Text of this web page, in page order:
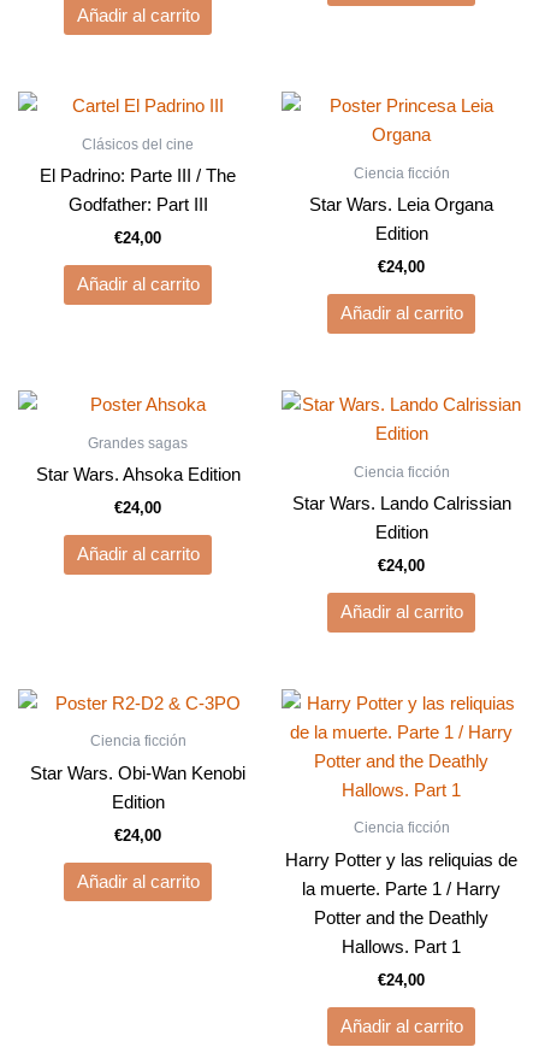
Añadir al carrito
Clásicos del cine
El Padrino: Parte III / The
Godfather: Part III
€24,00
Añadir al carrito
Ciencia ficción
Star Wars. Leia Organa
Edition
€24,00
Añadir al carrito
Grandes sagas
Star Wars. Ahsoka Edition
€24,00
Añadir al carrito
Ciencia ficción
Star Wars. Lando Calrissian
Edition
€24,00
Añadir al carrito
Ciencia ficción
Star Wars. Obi-Wan Kenobi
Edition
€24,00
Añadir al carrito
Ciencia ficción
Harry Potter y las reliquias de
la muerte. Parte 1 / Harry
Potter and the Deathly
Hallows. Part 1
€24,00
Añadir al carrito